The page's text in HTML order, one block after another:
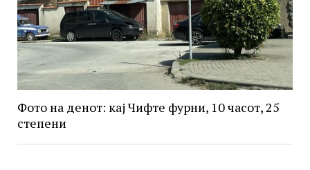
Фото на денот: кај Чифте фурни, 10 часот, 25
степени